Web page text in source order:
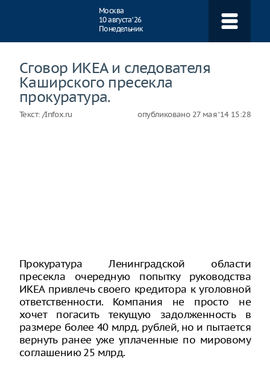
Москва
10 августа ‘26
Понедельник
Сговор ИКЕА и следователя
Каширского пресекла
прокуратура.
Текст: /Infox.ru опубликовано 27 мая ‘14 15:28
Прокуратура Ленинградской области
пресекла очередную попытку руководства
ИКЕА привлечь своего кредитора к уголовной
ответственности. Компания не просто не
хочет погасить текущую задолженность в
размере более 40 млрд. рублей, но и пытается
вернуть ранее уже уплаченные по мировому
соглашению 25 млрд.